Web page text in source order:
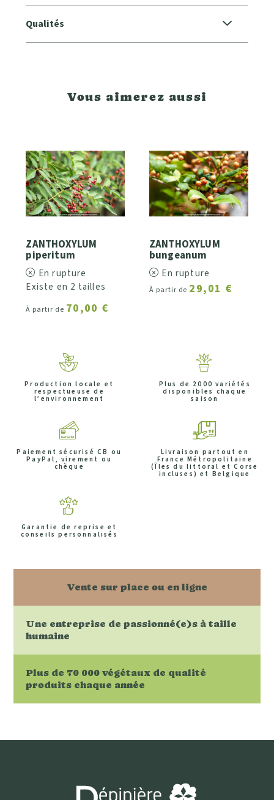
Qualités
Vous aimerez aussi
ZANTHOXYLUM
piperitum
En rupture
Existe en 2 tailles
À partir de 70,00 €
ZANTHOXYLUM
bungeanum
En rupture
À partir de 29,01 €
Production locale et
respectueuse de
l’environnement
Plus de 2000 variétés
disponibles chaque
saison
Paiement sécurisé CB ou
PayPal, virement ou
chèque
Livraison partout en
France Métropolitaine
(Îles du littoral et Corse
incluses) et Belgique
Garantie de reprise et
conseils personnalisés
Vente sur place ou en ligne
Une entreprise de passionné(e)s à taille
humaine
Plus de 70 000 végétaux de qualité
produits chaque année